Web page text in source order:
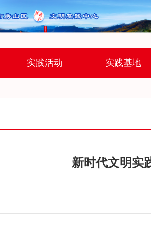
实践活动 实践基地
新时代文明实